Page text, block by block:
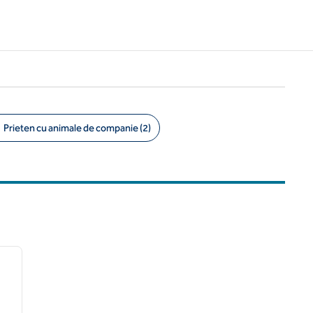
Prieten cu animale de companie (2)
imaginea următoare